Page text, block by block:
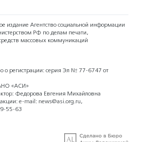
издание Агентство социальной информации
РФ по делам печати,
массовых коммуникаций
о регистрации: серия Эл № 77-6747 от
«АСИ»
Федорова Евгения Михайловна
e-mail: news@asi.org.ru,
55-63